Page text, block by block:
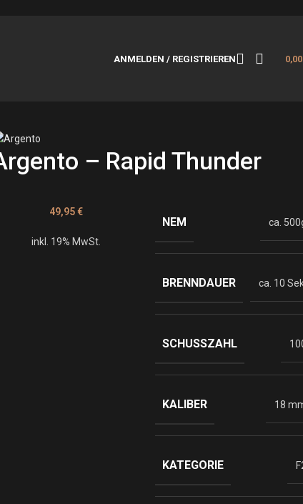
ANMELDEN / REGISTRIEREN
– Rapid Thunder
49,95€
inkl. 19% MwSt.
NEM ca.
BRENNDAUER ca. 10
SCHUSSZAHL
KALIBER 18
KATEGORIE